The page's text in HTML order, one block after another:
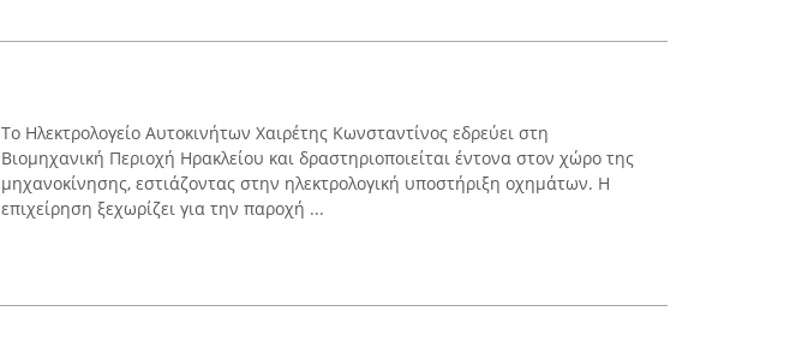
Το Ηλεκτρολογείο Αυτοκινήτων Χαιρέτης Κωνσταντίνος εδρεύει στη
Βιομηχανική Περιοχή Ηρακλείου και δραστηριοποιείται έντονα στον χώρο της
μηχανοκίνησης, εστιάζοντας στην ηλεκτρολογική υποστήριξη οχημάτων. Η
επιχείρηση ξεχωρίζει για την παροχή ...